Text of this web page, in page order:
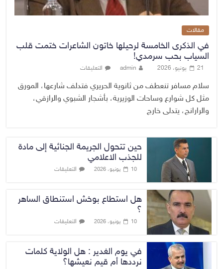
مقالات
في الذكرى الخامسة لرحيلها خاتون الشاعرات ختمت قلب
السياب بحب سرمدي!
21 يونيو، 2026 admin التعليقات
سلام مسافر تنعطف من ثانوية الحريري فتدلف شارعها، المورق
مثل كل شوارع وساحات الوزيرية، بأشجار الشبوي والرازقي،
والرارانج، يتدلى خارج
حين تتحول الجريمة الجنائية إلى مادة
للجذب الاعلامي
10 يونيو، 2026 التعليقات
هل استطاع بوخش استنطاق الساهر
؟
10 يونيو، 2026 التعليقات
في يوم الغدير : هل الولاية كلمات
نرددها أم قيم نعيشها؟